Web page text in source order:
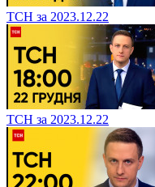
ТСН за 2023.12.22
ТСН за 2023.12.22